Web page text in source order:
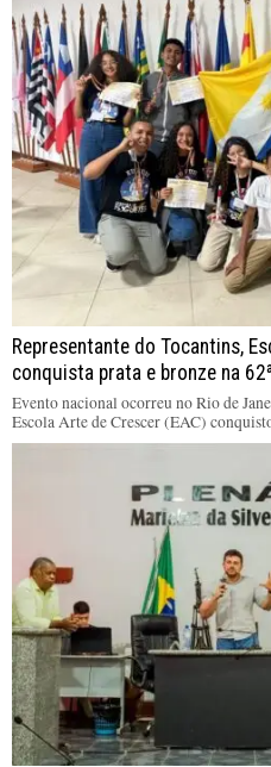
Representante do Tocantins,
conquista prata e bronze na
Evento nacional ocorreu no Rio de
Escola Arte de Crescer (EAC)